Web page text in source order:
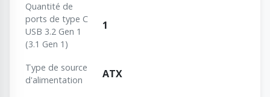
Quantité de
ports de type C
USB 3.2 Gen 1
(3.1 Gen 1)
1
Type de source
d'alimentation
ATX